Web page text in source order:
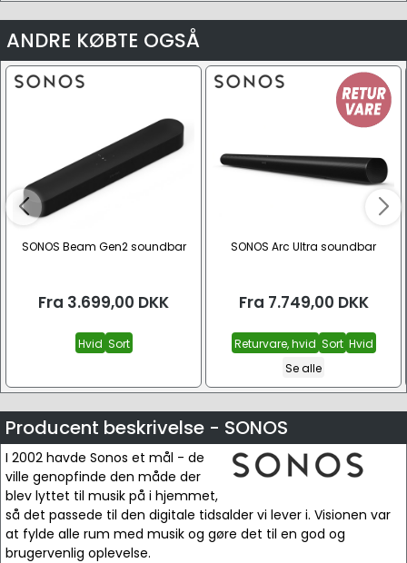
ANDRE KØBTE OGSÅ
SONOS Beam Gen2 soundbar
Fra 3.699,00 DKK
Hvid Sort
SONOS Arc Ultra soundbar
Fra 7.749,00 DKK
Returvare, hvid Sort Hvid
Se alle
Producent beskrivelse - SONOS
I 2002 havde Sonos et mål - de
ville genopfinde den måde der
blev lyttet til musik på i hjemmet,
så det passede til den digitale tidsalder vi lever i. Visionen var
at fylde alle rum med musik og gøre det til en god og
brugervenlig oplevelse.